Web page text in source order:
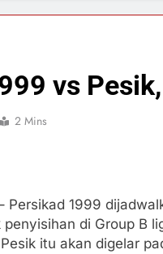
vs
2 Mins
Persikad 1999
di Group B
itu akan digelar